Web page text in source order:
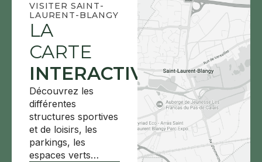
VISITER SAINT-
LAURENT-BLANGY
LA
CARTE
INTERACTIVE
Découvrez les
différentes
structures sportives
et de loisirs, les
parkings, les
espaces verts…